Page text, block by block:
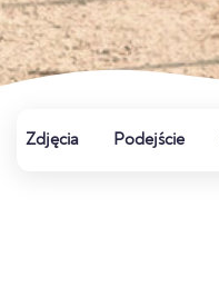
Zdjęcia Podejście